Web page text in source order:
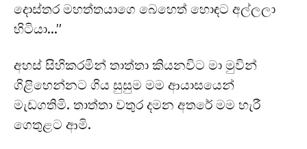
දොස්තර මහත්තයාගෙ බෙහෙත් හොඳට අල්ලලා
හිටියා…”
අහස් සිහිකරමින් තාත්තා කියනවිට මා මුවින්
ගිළිහෙන්නට ගිය සුසුම මම ආයාසයෙන්
මැඩගතිමි. තාත්තා වතුර දමන අතරේ මම හැරී
ගෙතුළට ආමි.